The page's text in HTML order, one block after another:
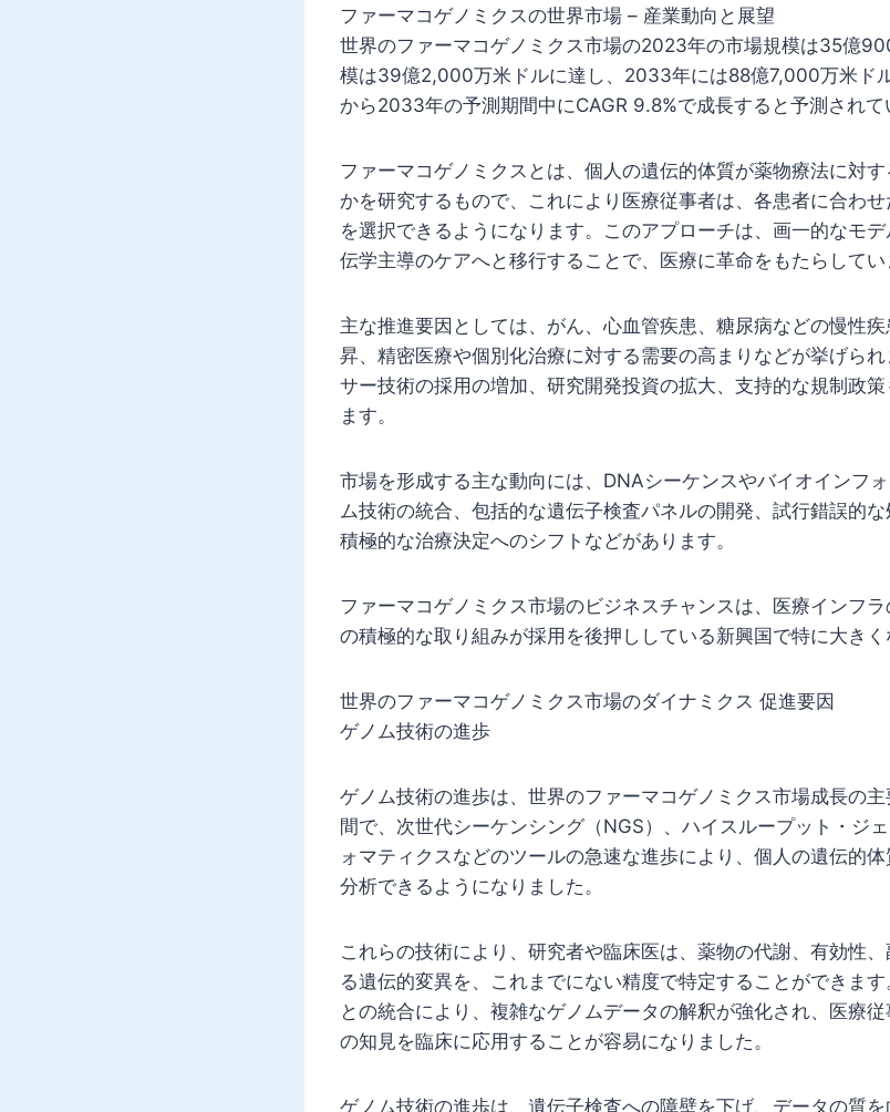
ファーマコゲノミクスの世界市場 – 産業動向と展望
世界のファーマコゲノミクス市場の2023年の市場規模は35億
模は39億2,000万米ドルに達し、2033年には88億7,000万米ド
から2033年の予測期間中にCAGR 9.8%で成長すると予測されて
ファーマコゲノミクスとは、個人の遺伝的体質が薬物療法に対
かを研究するもので、これにより医療従事者は、各患者に合わ
を選択できるようになります。このアプローチは、画一的なモ
伝学主導のケアへと移行することで、医療に革命をもたらしてい
主な推進要因としては、がん、心血管疾患、糖尿病などの慢性
昇、精密医療や個別化治療に対する需要の高まりなどが挙げら
サー技術の採用の増加、研究開発投資の拡大、支持的な規制政
ます。
市場を形成する主な動向には、DNAシーケンスやバイオインフ
ム技術の統合、包括的な遺伝子検査パネルの開発、試行錯誤的
積極的な治療決定へのシフトなどがあります。
ファーマコゲノミクス市場のビジネスチャンスは、医療インフ
の積極的な取り組みが採用を後押ししている新興国で特に大きく
世界のファーマコゲノミクス市場のダイナミクス 促進要因
ゲノム技術の進歩
ゲノム技術の進歩は、世界のファーマコゲノミクス市場成長の
間で、次世代シーケンシング（NGS）、ハイスループット・ジ
ォマティクスなどのツールの急速な進歩により、個人の遺伝的
分析できるようになりました。
これらの技術により、研究者や臨床医は、薬物の代謝、有効性
る遺伝的変異を、これまでにない精度で特定することができま
との統合により、複雑なゲノムデータの解釈が強化され、医療
の知見を臨床に応用することが容易になりました。
ゲノム技術の進歩は、遺伝子検査への障壁を下げ、データの質